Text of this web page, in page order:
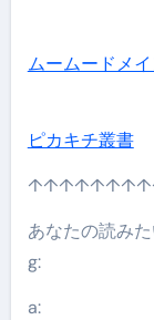
ムームードメ
ピカキチ叢書
あなたの読み
g:
a: